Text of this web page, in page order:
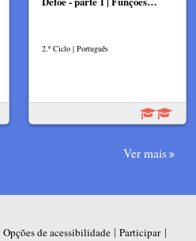
2.º Ciclo | Português
Ver mais
Opções de acessibilidade| Participar|